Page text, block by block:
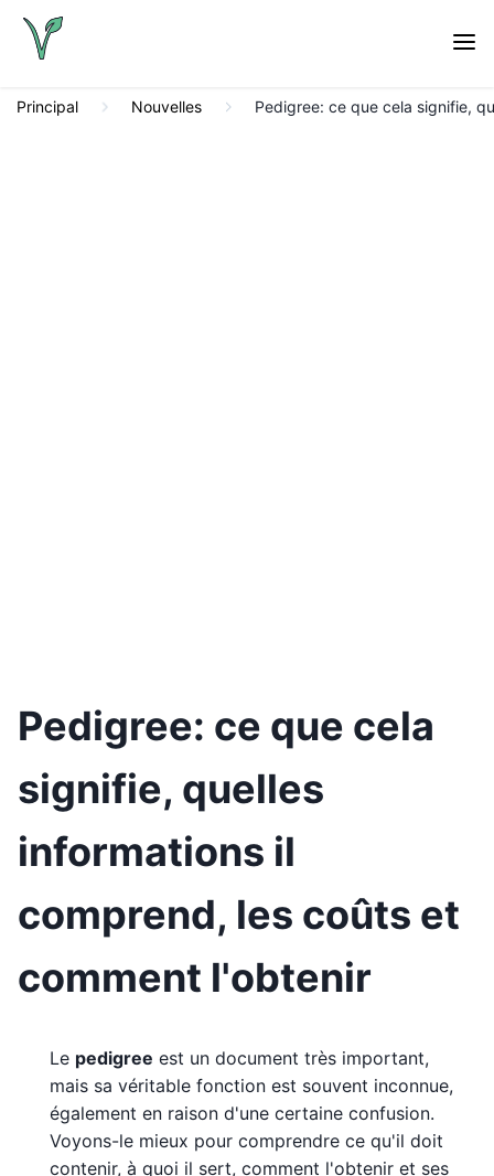
Principal Nouvelles Pedigree: ce que cela signifie,
Pedigree: ce que cela
signifie, quelles
informations il
comprend, les coûts et
comment l'obtenir
Le pedigree est un document très important,
mais sa véritable fonction est souvent inconnue,
également en raison d'une certaine confusion.
Voyons-le mieux pour comprendre ce qu'il doit
contenir, à quoi il sert, comment l'obtenir et ses